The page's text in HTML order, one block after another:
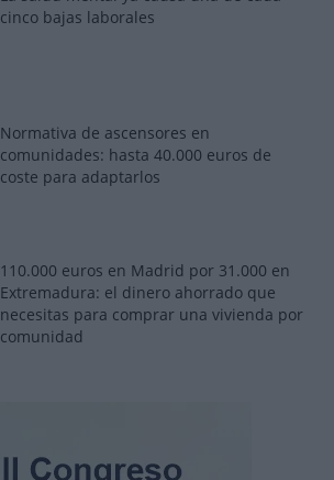
cinco bajas laborales
Normativa de ascensores en
comunidades: hasta 40.000 euros de
coste para adaptarlos
110.000 euros en Madrid por 31.000 en
Extremadura: el dinero ahorrado que
necesitas para comprar una vivienda por
comunidad